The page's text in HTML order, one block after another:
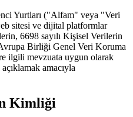
Yurtları ("Alfam" veya "Veri
sitesi ve dijital platformlar
6698 sayılı Kişisel Verilerin
Birliği Genel Veri Koruma
ilgili mevzuata uygun olarak
amacıyla
Kimliği